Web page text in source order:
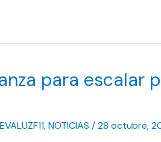
para escalar
,NOTICIAS /28 octubre,